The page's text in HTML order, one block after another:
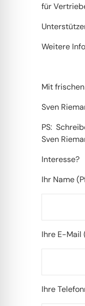
für
Weitere
Mit
Sven
PS:
Sven
Interesse?
Ihr Name
Ihre E-
Ihre